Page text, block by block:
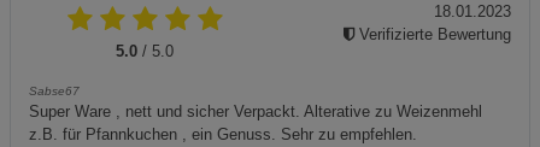
5.0 / 5.0
Sabse67
Super Ware , nett und sicher Verpackt. Alterative zu Weizenmehl
z.B. für Pfannkuchen , ein Genuss. Sehr zu empfehlen.
18.01.2023
Verifizierte Bewertung